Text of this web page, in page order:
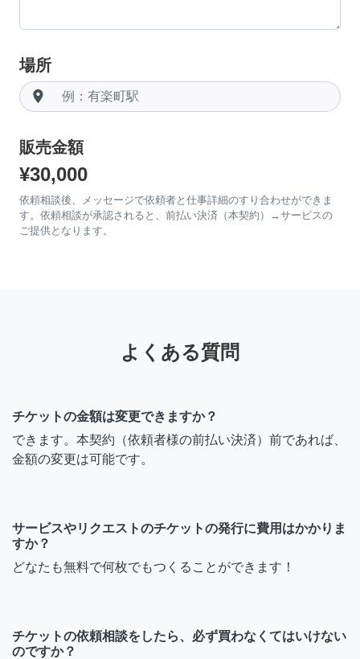
場所
room
販売金額
¥30,000
依頼相談後、メッセージで依頼者と仕事詳細のすり合わせができま
す。依頼相談が承認されると、前払い決済（本契約）→サービスの
ご提供となります。
よくある質問
チケットの金額は変更できますか？
できます。本契約（依頼者様の前払い決済）前であれば、
金額の変更は可能です。
サービスやリクエストのチケットの発行に費用はかかりま
すか？
どなたも無料で何枚でもつくることができます！
チケットの依頼相談をしたら、必ず買わなくてはいけない
のですか？